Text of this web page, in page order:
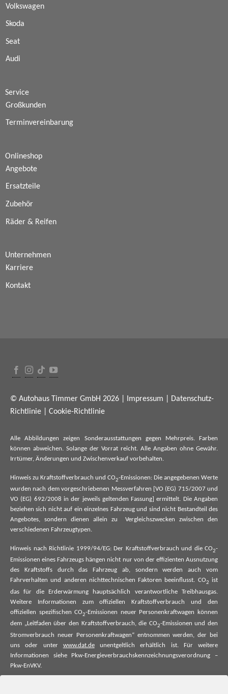
Volkswagen
Skoda
Seat
Audi
Service
Großkunden
Terminvereinbarung
Onlineshop
Angebote
Ersatzteile
Zubehör
Räder & Reifen
Unternehmen
Karriere
Kontakt
© Autohaus Timmer GmbH 2026 | Impressum
Datenschutz-
Richtlinie
Cookie-Richtlinie
Alle Abbildungen zeigen Sonderausstattungen gegen Mehrpreis. Farben
können abweichen. Solange der Vorrat reicht. Alle Angaben ohne Gewähr.
Irrtümer, Änderungen und Zwischenverkauf vorbehalten.
Hinweis zu Kraftstoffverbrauch und CO2-Emissionen: Die angegebenen Werte
wurden nach dem vorgeschriebenen Messverfahren [VO (EG) 715/2007 und
VO (EG) 692/2008 in der jeweils geltenden Fassung] ermittelt. Die Angaben
beziehen sich nicht auf ein einzelnes Fahrzeug und sind nicht Bestandteil des
Angebotes, sondern dienen allein zu Vergleichszwecken zwischen den
verschiedenen Fahrzeugtypen.
Hinweis nach Richtlinie 1999/94/EG: Der Kraftstoffverbrauch und die CO2-
Emissionen eines Fahrzeugs hängen nicht nur von der effizienten Ausnutzung
des Kraftstoffs durch das Fahrzeug ab, sondern werden auch vom
Fahrverhalten und anderen nichttechnischen Faktoren beeinflusst. CO2
ist
das für die Erderwärmung hauptsächlich verantwortliche Treibhausgas.
Weitere Informationen zum offiziellen Kraftstoffverbrauch und den
offiziellen spezifischen CO2-Emissionen neuer Personenkraftwagen können
dem „Leitfaden über den Kraftstoffverbrauch, die CO2-Emissionen und den
Stromverbrauch neuer Personenkraftwagen“ entnommen werden, der bei
uns oder unter www.dat.deunentgeltlich erhältlich ist. Für weitere
Informationen siehe Pkw-Energieverbrauchskennzeichnungsverordnung –
Pkw-EnVKV.